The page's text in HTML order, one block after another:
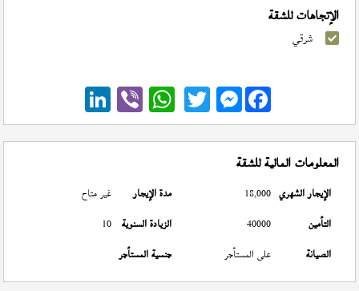
الإتجاهات للشقة
شرقي
Messenger
المعلومات المالية للشقة
الإيجار الشهري 18,000 مدة الإيجار
غير متاح
التأمين
40000 الزيادة السنوية 10
الصيانة
على المستأجر جنسية المستأجر